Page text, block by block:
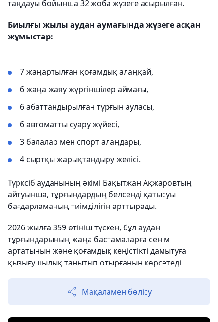
таңдауы бойынша 32 жоба жүзеге асырылған.
Биылғы жылы аудан аумағында жүзеге асқан
жұмыстар:
7 жаңартылған қоғамдық алаңқай,
6 жаңа жаяу жүргіншілер аймағы,
6 абаттандырылған тұрғын ауласы,
6 автоматты суару жүйесі,
3 балалар мен спорт алаңдары,
4 сыртқы жарықтандыру желісі.
Түрксіб ауданының әкімі Бақытжан Ақжаровтың
айтуынша, тұрғындардың белсенді қатысуы
бағдарламаның тиімділігін арттырады.
2026 жылға 359 өтініш түскен, бұл аудан
тұрғындарының жаңа бастамаларға сенім
артатынын және қоғамдық кеңістікті дамытуға
қызығушылық танытып отырғанын көрсетеді.
Мақаламен бөлісу